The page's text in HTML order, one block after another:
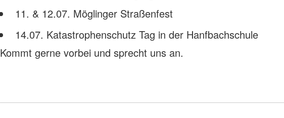
11. & 12.07. Möglinger Straßenfest
14.07. Katastrophenschutz Tag in der Hanfbachschule
Kommt gerne vorbei und sprecht uns an.